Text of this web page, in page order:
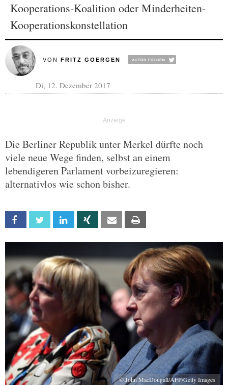
Kooperations-Koalition oder Minderheiten-
Kooperationskonstellation
VON FRITZ GOERGEN
Di, 12. Dezember 2017
Die Berliner Republik unter Merkel dürfte noch
viele neue Wege finden, selbst an einem
lebendigeren Parlament vorbeizuregieren:
alternativlos wie schon bisher.
Facebook Twitter Linkedin Xing Email
© John MacDougall/AFP/Getty Images